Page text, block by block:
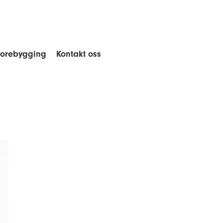
Kontakt oss